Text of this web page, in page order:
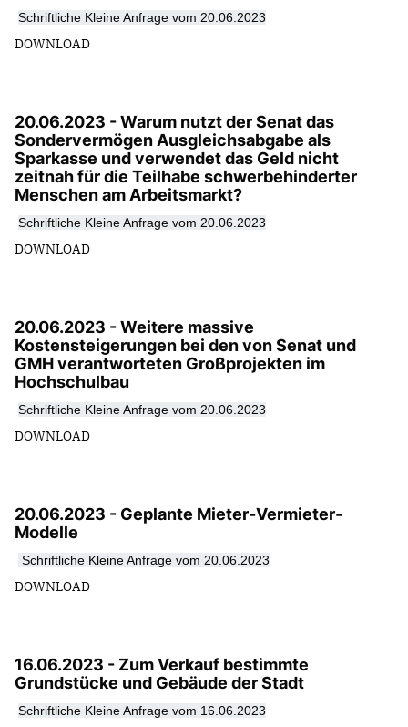
Schriftliche Kleine Anfrage vom 20.06.2023
DOWNLOAD
20.06.2023 - Warum nutzt der Senat das
Sondervermögen Ausgleichsabgabe als
Sparkasse und verwendet das Geld nicht
zeitnah für die Teilhabe schwerbehinderter
Menschen am Arbeitsmarkt?
Schriftliche Kleine Anfrage vom 20.06.2023
DOWNLOAD
20.06.2023 - Weitere massive
Kostensteigerungen bei den von Senat und
GMH verantworteten Großprojekten im
Hochschulbau
Schriftliche Kleine Anfrage vom 20.06.2023
DOWNLOAD
20.06.2023 - Geplante Mieter-Vermieter-
Modelle
Schriftliche Kleine Anfrage vom 20.06.2023
DOWNLOAD
16.06.2023 - Zum Verkauf bestimmte
Grundstücke und Gebäude der Stadt
Schriftliche Kleine Anfrage vom 16.06.2023